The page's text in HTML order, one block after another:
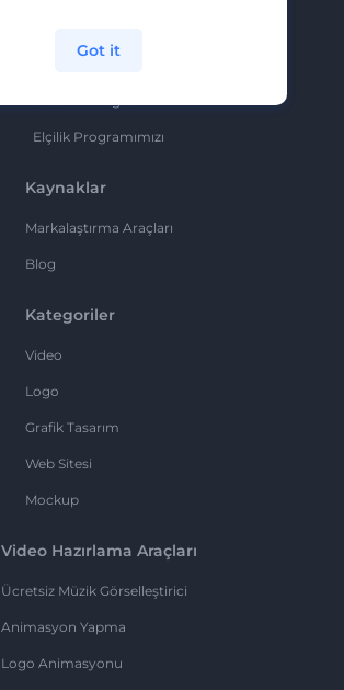
Elçilik Programımızı
Kaynaklar
Markalaştırma Araçları
Blog
Kategoriler
Video
Logo
Grafik Tasarım
Web Sitesi
Mockup
Video Hazırlama Araçları
Ücretsiz Müzik Görselleştirici
Animasyon Yapma
Logo Animasyonu
Got it